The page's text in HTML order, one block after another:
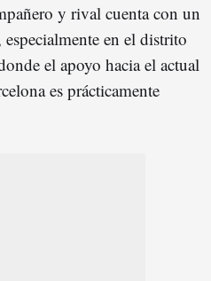
y rival cuenta con un
en el distrito
el apoyo hacia el actual
es prácticamente